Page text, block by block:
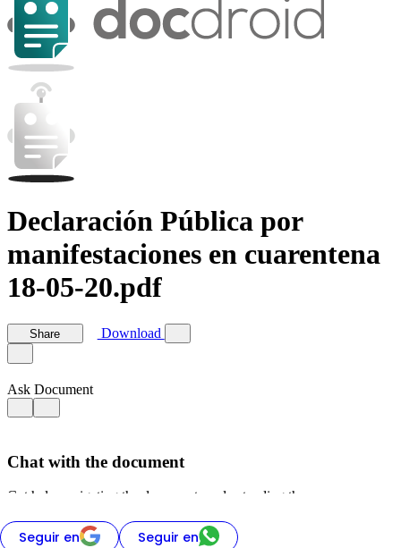
Seguir en Seguir en